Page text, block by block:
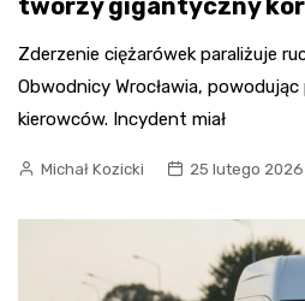
Zderzenie ciężarówek paraliżuje
Obwodnicy Wrocławia,
kierowców. Incydent miał
Michał Kozicki 25 lutego 2026